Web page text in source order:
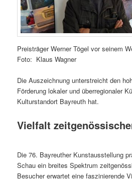
Preisträger Werner Tögel vor seinem
Foto: Klaus Wagner
Die Auszeichnung unterstreicht den
Förderung lokaler und überregionaler
Kulturstandort Bayreuth hat.
Vielfalt
Die 76. Bayreuther Kunstausstellung
Schau ein breites Spektrum
Besucher erwartet eine faszinierende